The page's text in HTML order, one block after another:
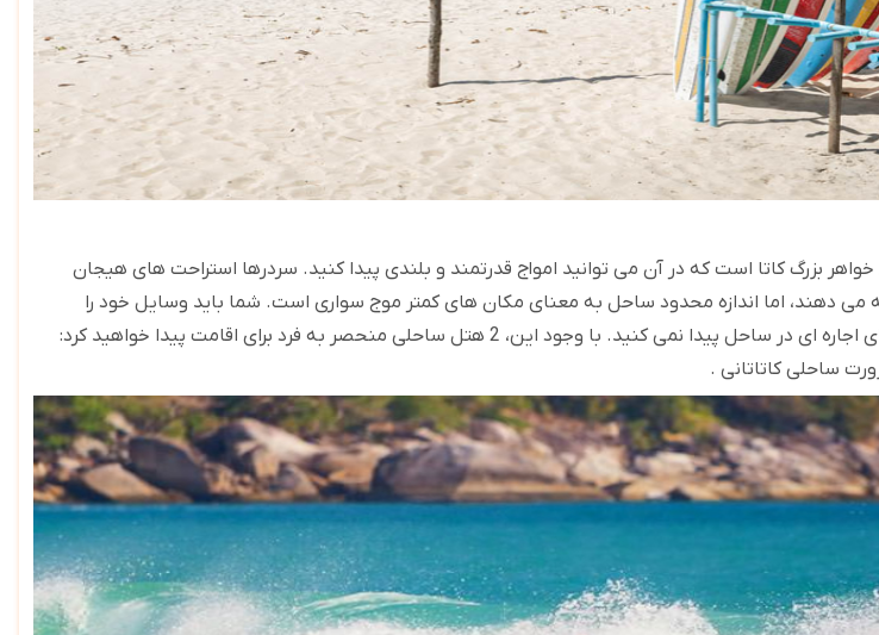
بزرگ کاتا است که در آن می توانید امواج قدرتمند و بلندی پیدا کنید. سردرها استراحت های هیجان
می دهند، اما اندازه محدود ساحل به معنای مکان های کمتر موج سواری است. شما باید وسایل خود را
بیاورید زیرا مدرسه اجاره ای و مغازه های اجاره ای در ساحل پیدا نمی کنید. با وجود این، 2 هتل ساحلی منحصر به فرد برای اقامت پیدا خواهید کرد:
ساحلی کاتاتانی .